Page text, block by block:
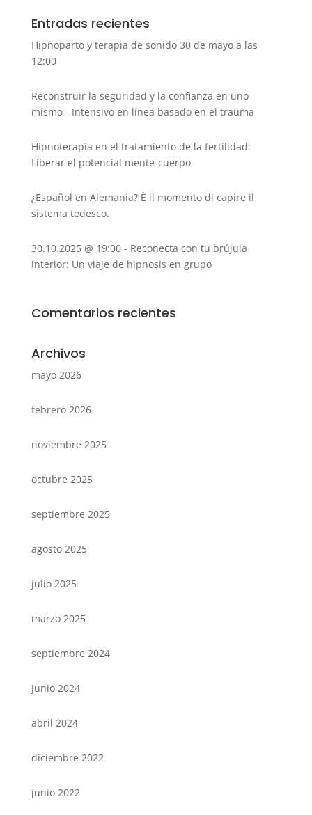
Entradas recientes
Hipnoparto y terapia de sonido 30 de mayo a las
12:00
Reconstruir la seguridad y la confianza en uno
mismo - Intensivo en línea basado en el trauma
Hipnoterapia en el tratamiento de la fertilidad:
Liberar el potencial mente-cuerpo
¿Español en Alemania? È il momento di capire il
sistema tedesco.
30.10.2025 @ 19:00 - Reconecta con tu brújula
interior: Un viaje de hipnosis en grupo
Comentarios recientes
Archivos
mayo 2026
febrero 2026
noviembre 2025
octubre 2025
septiembre 2025
agosto 2025
julio 2025
marzo 2025
septiembre 2024
junio 2024
abril 2024
diciembre 2022
junio 2022